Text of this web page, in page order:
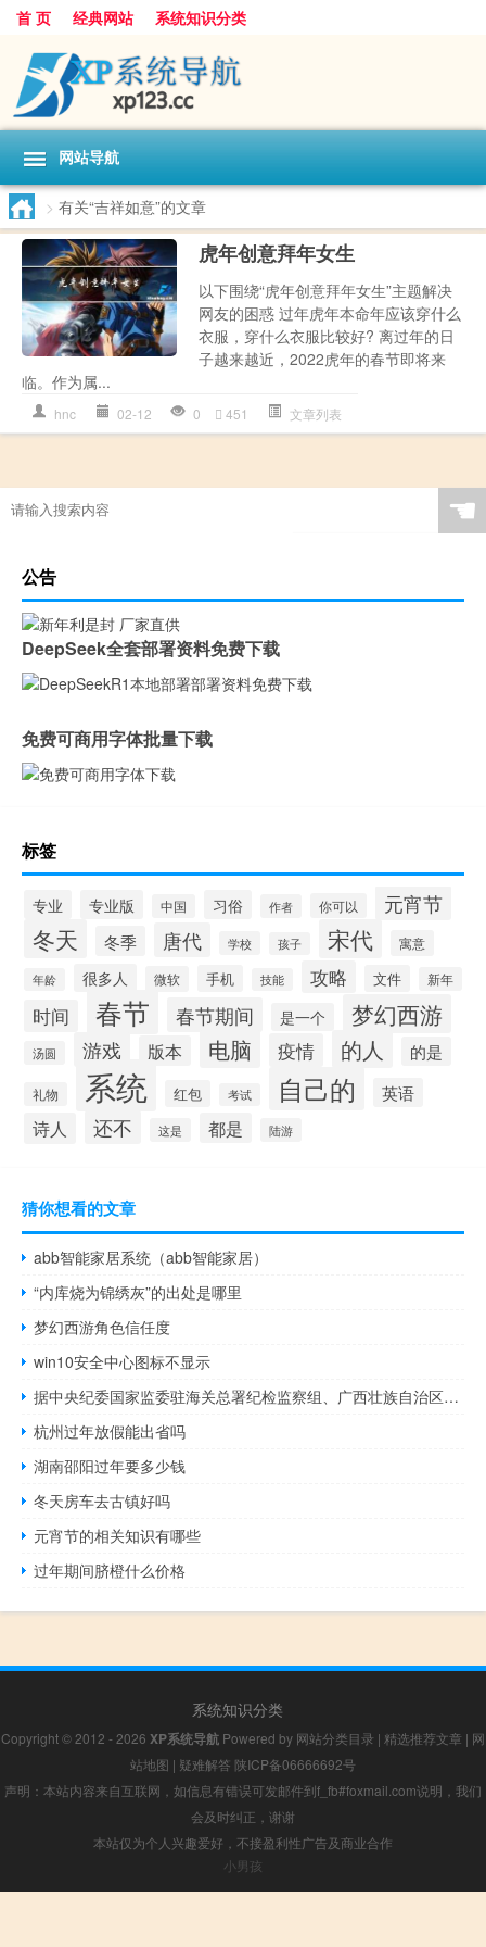
首 页 经典网站 系统知识分类
网站导航
> 有关“吉祥如意”的文章
虎年创意拜年女生
以下围绕“虎年创意拜年女生”主题解决
网友的困惑 过年虎年本命年应该穿什么
衣服，穿什么衣服比较好? 离过年的日
子越来越近，2022虎年的春节即将来
临。作为属...
hnc 02-12 0 451 文章列表
☚
公告
DeepSeek全套部署资料免费下载
免费可商用字体批量下载
标签
专业 专业版 中国 习俗 作者 你可以 元宵节
冬天 冬季 唐代 学校 孩子 宋代 寓意
年龄 很多人 微软 手机 技能 攻略 文件 新年
时间 春节 春节期间 是一个 梦幻西游
汤圆 游戏 版本 电脑 疫情 的人 的是
礼物 系统 红包 考试 自己的 英语
诗人 还不 这是 都是 陆游
猜你想看的文章
abb智能家居系统（abb智能家居）
“内库烧为锦绣灰”的出处是哪里
梦幻西游角色信任度
win10安全中心图标不显示
据中央纪委国家监委驻海关总署纪检监察组、广西壮族自治区纪委监委消息：南宁海关原二级总监陈锦锋涉嫌严重违纪违法目前正接受中央纪委国家监委驻海关总署纪检监察组纪律审查和广西壮族自治区崇左市监察委员会监察调查
杭州过年放假能出省吗
湖南邵阳过年要多少钱
冬天房车去古镇好吗
元宵节的相关知识有哪些
过年期间脐橙什么价格
系统知识分类
Copyright © 2012 - 2026 XP系统导航 Powered by 网站分类目录 | 精选推荐文章 | 网
站地图 | 疑难解答 陕ICP备06666692号
声明：本站内容来自互联网，如信息有错误可发邮件到f_fb#foxmail.com说明，我们
会及时纠正，谢谢
本站仅为个人兴趣爱好，不接盈利性广告及商业合作
小男孩